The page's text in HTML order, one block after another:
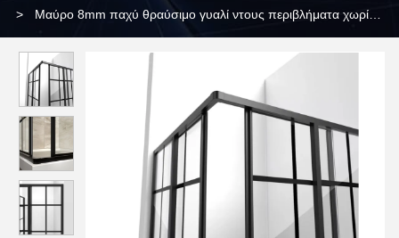
> Μαύρο 8mm παχύ θραύσιμο γυαλί ντους περιβλήματα χωρίς